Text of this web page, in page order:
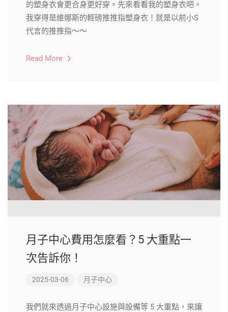
的塑身衣會更合身更好穿。先來看看我的塑身衣吧。
我穿得是維娜斯的輕磅推推指塑身衣！就是以前小S
代言的推推指～～
Read More
月子中心費用怎麼看？5 大重點一
次告訴你！
2025-03-06 月子中心
我們就來透過月子中心設施與設備等 5 大重點，來讓